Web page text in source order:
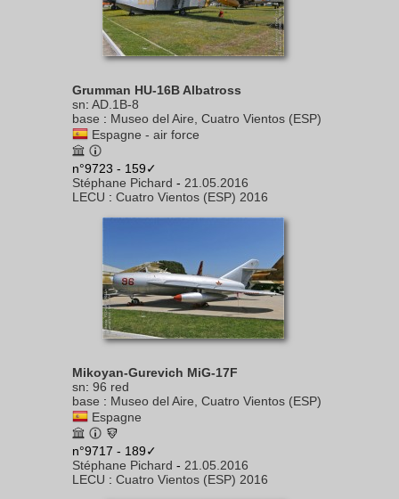
Grumman HU-16B Albatross
sn: AD.1B-8
base : Museo del Aire, Cuatro Vientos (ESP)
Espagne - air force
n°9723 - 159✓
Stéphane Pichard - 21.05.2016
LECU : Cuatro Vientos (ESP) 2016
Mikoyan-Gurevich MiG-17F
sn: 96 red
base : Museo del Aire, Cuatro Vientos (ESP)
Espagne
n°9717 - 189✓
Stéphane Pichard - 21.05.2016
LECU : Cuatro Vientos (ESP) 2016